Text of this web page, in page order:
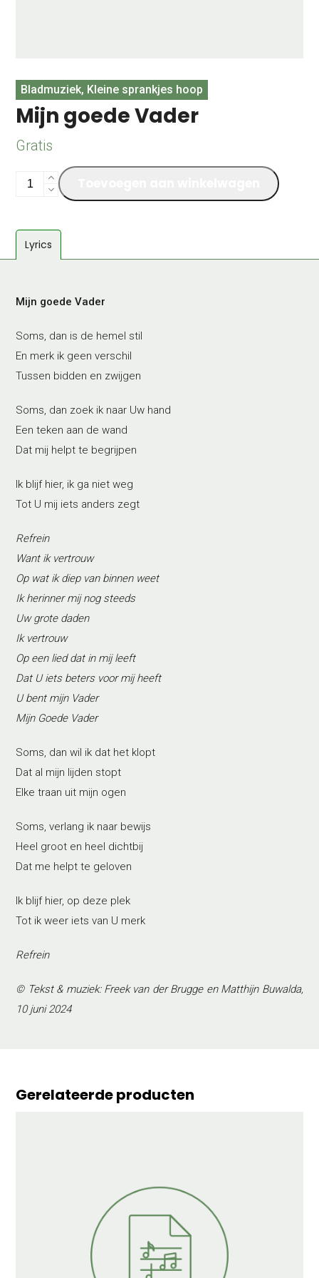
Bladmuziek, Kleine sprankjes hoop
Mijn goede Vader
Gratis
Mijn
aantal
Lyrics
Mijn goede Vader
Soms, dan is de hemel stil
En merk ik geen verschil
Tussen bidden en zwijgen
Soms, dan zoek ik naar Uw hand
Een teken aan de wand
Dat mij helpt te begrijpen
Ik blijf hier, ik ga niet weg
Tot U mij iets anders zegt
Refrein
Want ik vertrouw
Op wat ik diep van binnen weet
Ik herinner mij nog steeds
Uw grote daden
Ik vertrouw
Op een lied dat in mij leeft
Dat U iets beters voor mij heeft
U bent mijn Vader
Mijn Goede Vader
Soms, dan wil ik dat het klopt
Dat al mijn lijden stopt
Elke traan uit mijn ogen
Soms, verlang ik naar bewijs
Heel groot en heel dichtbij
Dat me helpt te geloven
Ik blijf hier, op deze plek
Tot ik weer iets van U merk
Refrein
© Tekst & muziek: Freek van der Brugge en Matthijn Buwalda,
10 juni 2024
Gerelateerde producten